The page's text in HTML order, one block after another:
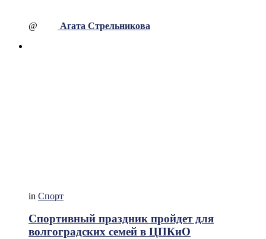
@ Агата Стрельникова
in Спорт
Спортивный праздник пройдет для
волгоградских семей в ЦПКиО